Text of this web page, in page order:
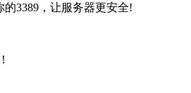
3389，让服务器更安全!